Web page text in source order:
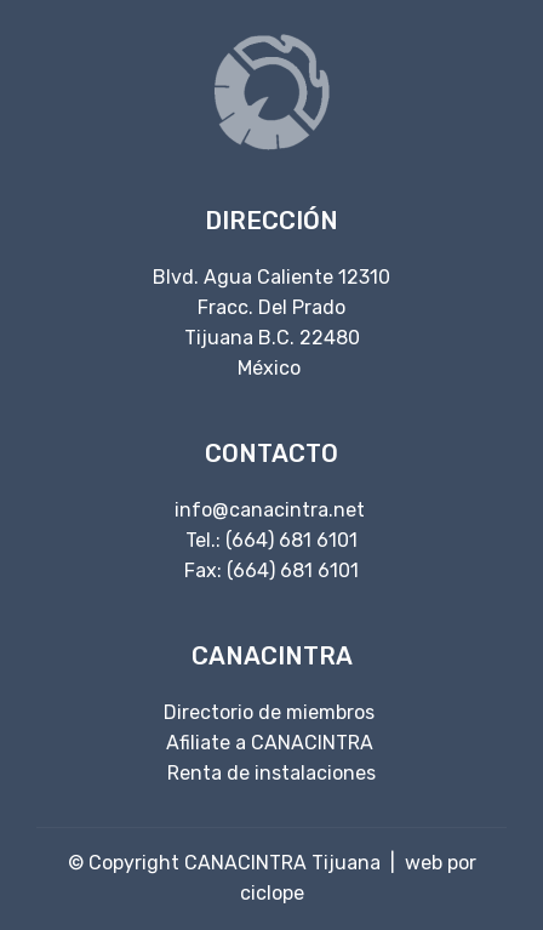
DIRECCIÓN
Blvd. Agua Caliente 12310
Fracc. Del Prado
Tijuana B.C. 22480
México
CONTACTO
info@canacintra.net
Tel.: (664) 681 6101
Fax: (664) 681 6101
CANACINTRA
Directorio de miembros
Afiliate a CANACINTRA
Renta de instalaciones
© Copyright CANACINTRA Tijuana | web por
ciclope